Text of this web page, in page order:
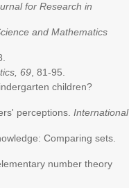
for Research in
and Mathematics
69 , 81-95.
children?
perceptions. International
Comparing sets.
number theory